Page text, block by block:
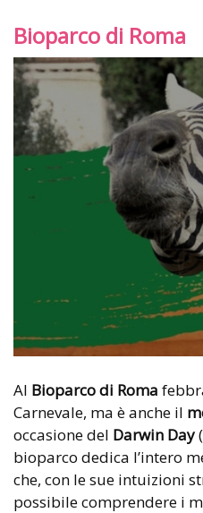
Bioparco di Roma
Al Bioparco di Roma
Carnevale, ma è anche il
occasione del Darwin Day
bioparco dedica l’intero
che, con le sue intuizioni
possibile comprendere i